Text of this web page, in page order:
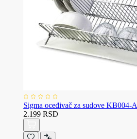
Sigma oceđivač za sudove KB004-A
2.199 RSD